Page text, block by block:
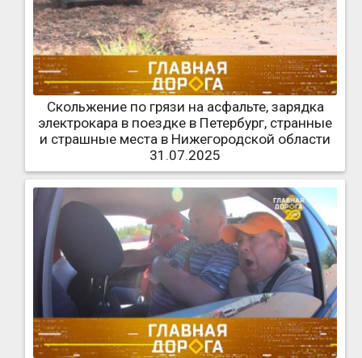
Скольжение по грязи на асфальте, зарядка
электрокара в поездке в Петербург, странные
и страшные места в Нижегородской области
31.07.2025